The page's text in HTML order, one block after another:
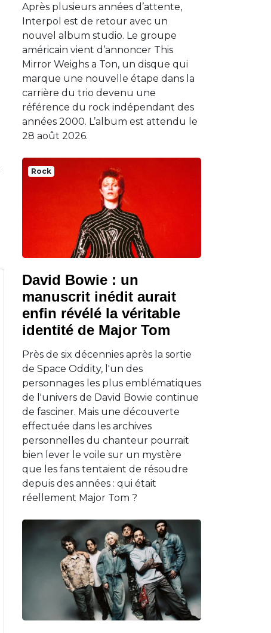
Après plusieurs années d’attente,
Interpol est de retour avec un
nouvel album studio. Le groupe
américain vient d’annoncer This
Mirror Weighs a Ton, un disque qui
marque une nouvelle étape dans la
carrière du trio devenu une
référence du rock indépendant des
années 2000. L’album est attendu le
28 août 2026.
Rock
David Bowie : un
manuscrit inédit aurait
enfin révélé la véritable
identité de Major Tom
Près de six décennies après la sortie
de Space Oddity, l'un des
personnages les plus emblématiques
de l'univers de David Bowie continue
de fasciner. Mais une découverte
effectuée dans les archives
personnelles du chanteur pourrait
bien lever le voile sur un mystère
que les fans tentaient de résoudre
depuis des années : qui était
réellement Major Tom ?